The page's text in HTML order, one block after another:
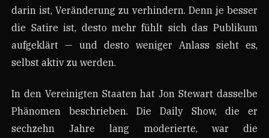
darin ist, Veränderung zu verhindern. Denn je besser
die Satire ist, desto mehr fühlt sich das Publikum
aufgeklärt — und desto weniger Anlass sieht es,
selbst aktiv zu werden.
In den Vereinigten Staaten hat Jon Stewart dasselbe
Phänomen beschrieben. Die Daily Show, die er
sechzehn Jahre lang moderierte, war die